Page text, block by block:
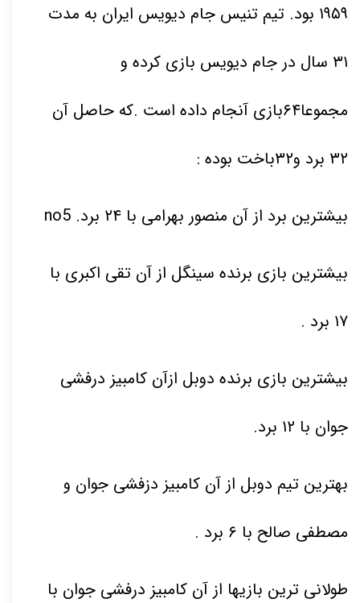
۱۹۵۹ بود. تیم تنیس جام دیویس ایران به مدت
۳۱ سال در جام دیویس بازی کرده و
مجموعا۶۴بازی آنجام داده است .که حاصل آن
۳۲ برد و۳۲باخت بوده :
بیشترین برد از آن منصور بهرامی با ۲۴ برد. no5
بیشترین بازی برنده سینگل از آن تقی اکبری با
۱۷ برد .
بیشترین بازی برنده دوبل ازآن کامبیز درفشی
جوان با ۱۲ برد.
بهترین تیم دوبل از آن کامبیز دزفشی جوان و
مصطفی صالح با ۶ برد .
طولانی ترین بازیها از آن کامبیز درفشی جوان با